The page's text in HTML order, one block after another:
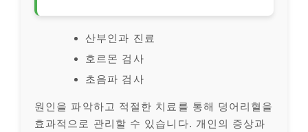
산부인과 진료
호르몬 검사
초음파 검사
원인을 파악하고 적절한 치료를 통해 덩어리혈을
효과적으로 관리할 수 있습니다. 개인의 증상과